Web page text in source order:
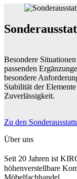
Besondere
passenden
besondere
Stabilität der
Zuverlässigkeit.
Zu den
Über uns
Seit 20 Jahren ist
höhenverstellbare
Möbelfachhandel.